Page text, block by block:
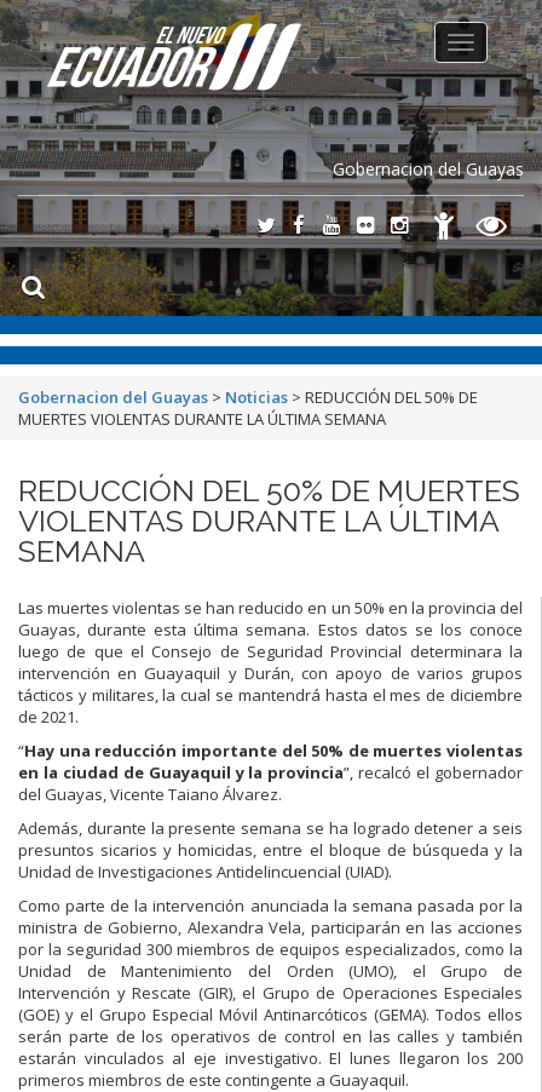
Gobernacion del Guayas
Toggle
navigation
Gobernacion del Guayas > Noticias > REDUCCIÓN DEL 50% DE
MUERTES VIOLENTAS DURANTE LA ÚLTIMA SEMANA
REDUCCIÓN DEL 50% DE MUERTES
VIOLENTAS DURANTE LA ÚLTIMA
SEMANA
Las muertes violentas se han reducido en un 50% en la provincia del
Guayas, durante esta última semana. Estos datos se los conoce
luego de que el Consejo de Seguridad Provincial determinara la
intervención en Guayaquil y Durán, con apoyo de varios grupos
tácticos y militares, la cual se mantendrá hasta el mes de diciembre
de 2021.
“Hay una reducción importante del 50% de muertes violentas
en la ciudad de Guayaquil y la provincia”, recalcó el gobernador
del Guayas, Vicente Taiano Álvarez.
Además, durante la presente semana se ha logrado detener a seis
presuntos sicarios y homicidas, entre el bloque de búsqueda y la
Unidad de Investigaciones Antidelincuencial (UIAD).
Como parte de la intervención anunciada la semana pasada por la
ministra de Gobierno, Alexandra Vela, participarán en las acciones
por la seguridad 300 miembros de equipos especializados, como la
Unidad de Mantenimiento del Orden (UMO), el Grupo de
Intervención y Rescate (GIR), el Grupo de Operaciones Especiales
(GOE) y el Grupo Especial Móvil Antinarcóticos (GEMA). Todos ellos
serán parte de los operativos de control en las calles y también
estarán vinculados al eje investigativo. El lunes llegaron los 200
primeros miembros de este contingente a Guayaquil.